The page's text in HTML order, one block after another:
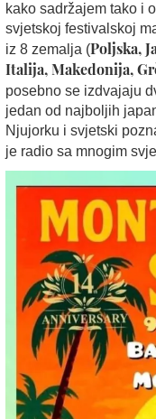
kako sadržajem tako i
svjetskoj festivalskoj
iz 8 zemalja (Poljska,
Italija, Makedonija,
posebno se izdvajaju
jedan od najboljih
Njujorku i svjetski
je radio sa mnogim